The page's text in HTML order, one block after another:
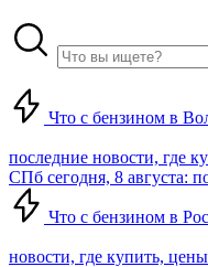
Что с бензином в
последние новости, где
СПб сегодня, 8 августа:
Что с бензином в
новости, где купить, цены